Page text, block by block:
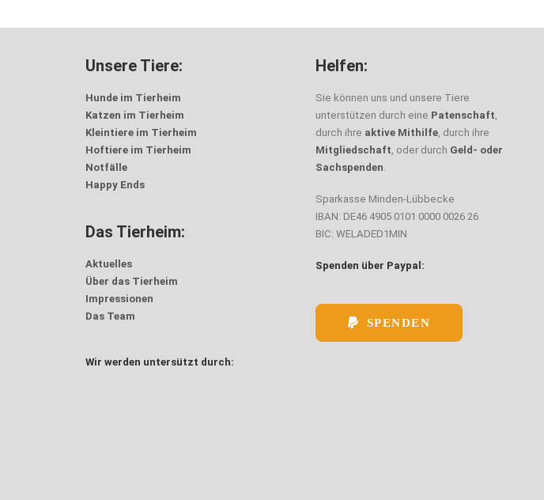
Unsere Tiere:
Hunde im Tierheim
Katzen im Tierheim
Kleintiere im Tierheim
Hoftiere im Tierheim
Notfälle
Happy Ends
Das Tierheim:
Aktuelles
Über das Tierheim
Impressionen
Das Team
Wir werden untersützt durch:
Helfen:
Sie können uns und unsere Tiere
unterstützen durch eine Patenschaft,
durch ihre aktive Mithilfe, durch ihre
Mitgliedschaft, oder durch Geld- oder
Sachspenden.
Sparkasse Minden-Lübbecke
IBAN: DE46 4905 0101 0000 0026 26
BIC: WELADED1MIN
Spenden über Paypal:
SPENDEN